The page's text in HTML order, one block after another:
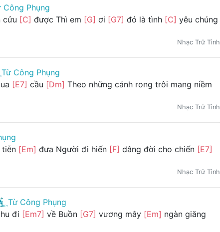
Công Phụng
cửu [C] được Thì em [G] ơi [G7] đó là tình [C] yêu chúng
Nhạc Trữ Tình
Từ Công Phụng
[E7] cầu [Dm] Theo những cánh rong trôi mang niềm
Nhạc Trữ Tình
tiễn [Em] đưa Người đi hiến [F] dâng đời cho chiến [E7]
Nhạc Trữ Tình
Từ Công Phụng
đi [Em7] về Buồn [G7] vương mây [Em] ngàn giăng